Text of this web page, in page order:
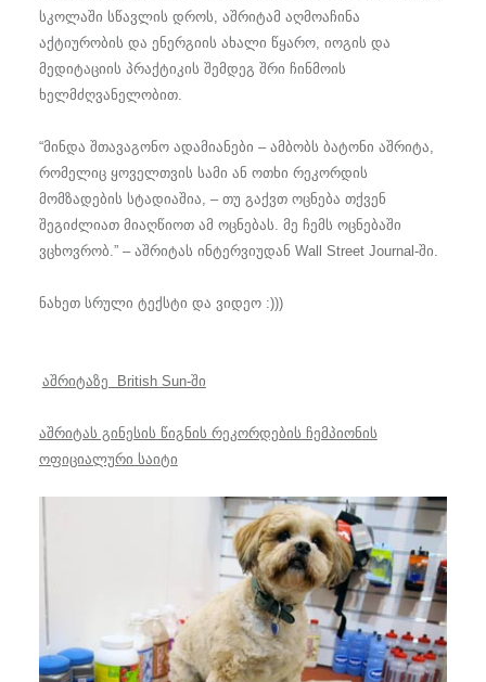
სკოლაში სწავლის დროს, აშრიტამ აღმოაჩინა
აქტიურობის და ენერგიის ახალი წყარო, იოგის და
მედიტაციის პრაქტიკის შემდეგ შრი ჩინმოის
ხელმძღვანელობით.
“მინდა შთავაგონო ადამიანები – ამბობს ბატონი აშრიტა,
რომელიც ყოველთვის სამი ან ოთხი რეკორდის
მომზადების სტადიაშია, – თუ გაქვთ ოცნება თქვენ
შეგიძლიათ მიაღწიოთ ამ ოცნებას. მე ჩემს ოცნებაში
ვცხოვრობ.” –აშრიტას ინტერვიუდან Wall Street Journal-ში.
ნახეთ სრული ტექსტი და ვიდეო :)))
აშრიტაზე British Sun-ში
აშრიტას გინესის წიგნის რეკორდების ჩემპიონის
ოფიციალური საიტი